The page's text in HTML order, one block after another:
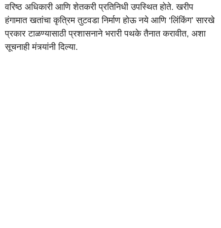
वरिष्ठ अधिकारी आणि शेतकरी प्रतिनिधी उपस्थित होते. खरीप
हंगामात खतांचा कृत्रिम तुटवडा निर्माण होऊ नये आणि ‘लिंकिंग’ सारखे
प्रकार टाळण्यासाठी प्रशासनाने भरारी पथके तैनात करावीत, अशा
सूचनाही मंत्र्यांनी दिल्या.